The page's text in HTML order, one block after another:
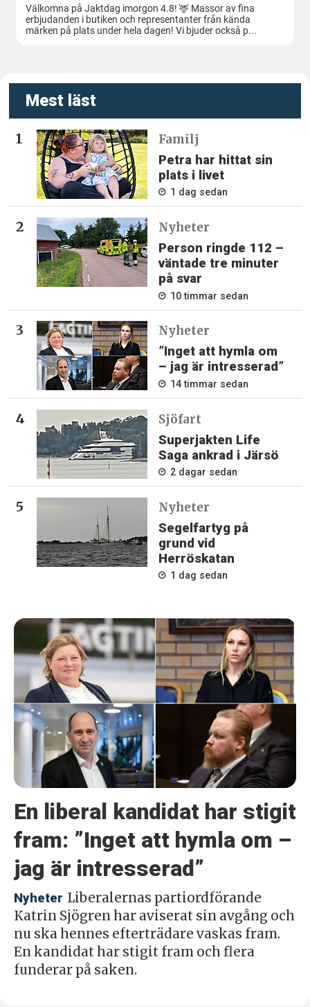
Mest läst
Familj
Petra har hittat sin
plats i livet
1 dag sedan
Nyheter
Person ringde 112 –
väntade tre minuter
på svar
10 timmar sedan
Nyheter
”Inget att hymla om
– jag är intresserad”
14 timmar sedan
Sjöfart
Superjakten Life
Saga ankrad i Järsö
2 dagar sedan
Nyheter
Segelfartyg på
grund vid
Herröskatan
1 dag sedan
En liberal kandidat har stigit
fram: ”Inget att hymla om –
jag är intresserad”
Nyheter Liberalernas partiordförande
Katrin Sjögren har aviserat sin avgång och
nu ska hennes efterträdare vaskas fram.
En kandidat har stigit fram och flera
funderar på saken.